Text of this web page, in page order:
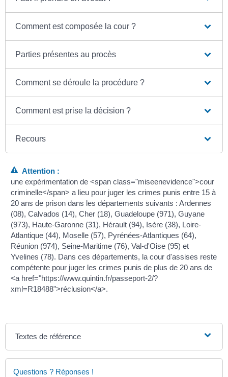
Comment est composée la cour ?
Parties présentes au procès
Comment se déroule la procédure ?
Comment est prise la décision ?
Recours
Attention :
une expérimentation de <span class="miseenevidence">cour
criminelle</span> a lieu pour juger les crimes punis entre 15 à
20 ans de prison dans les départements suivants : Ardennes
(08), Calvados (14), Cher (18), Guadeloupe (971), Guyane
(973), Haute-Garonne (31), Hérault (94), Isère (38), Loire-
Atlantique (44), Moselle (57), Pyrénées-Atlantiques (64),
Réunion (974), Seine-Maritime (76), Val-d'Oise (95) et
Yvelines (78). Dans ces départements, la cour d'assises reste
compétente pour juger les crimes punis de plus de 20 ans de
<a href="https://www.quintin.fr/passeport-2/?
xml=R18488">réclusion</a>.
Textes de référence
Questions ? Réponses !